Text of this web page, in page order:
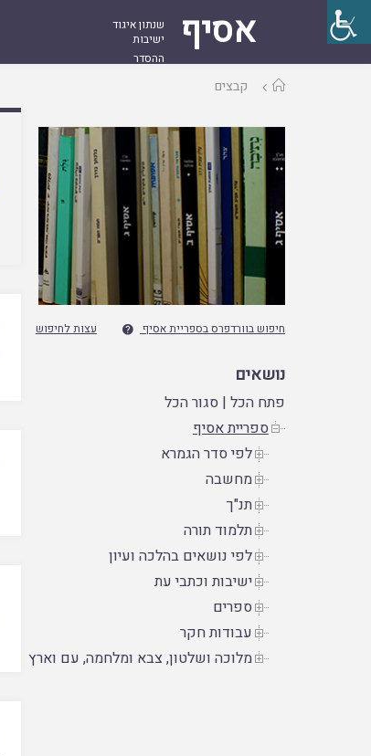
אסיף
שנתון איגוד
ישיבות
ההסדר
עמודקבצים
חיפוש בוורדפרס בספריית אסיף  עצות לחיפוש
נושאים
פתח הכל |סגור הכל
ספריית אסיף
לפי סדר הגמרא
מחשבה
תנ"ך
תלמוד תורה
לפי נושאים בהלכה ועיון
ישיבות וכתבי עת
ספרים
עבודות חקר
מלוכה ושלטון, צבא ומלחמה, עם וארץ